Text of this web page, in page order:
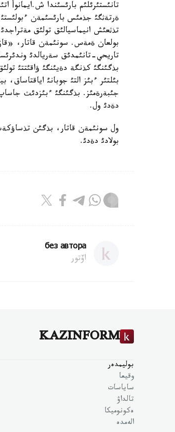
تانئستئرئلئم بارئسئندا ش.ايمانوأ
ةرتةثگئ جذمئس بارئسئمةن
تذثعئش انيماسيالئق تولئق
تاريحي-تانئمدئق سةريالدئ
بذگئنگئ كذنگة دةيئنگئ ؤاقئتتئ
جئبةرةمئز. بذگئنگئ ءبئزدئث جاساپ
دةدئ ول.
ول سونئمةن قاتار، بذگئن
بولادئ دةدئ.
без автора
اۆتور
KAZINFORM
بوليمدەر
وقيعا
ساياسات
تالداۋ
ەكونوميكا
الەمدە